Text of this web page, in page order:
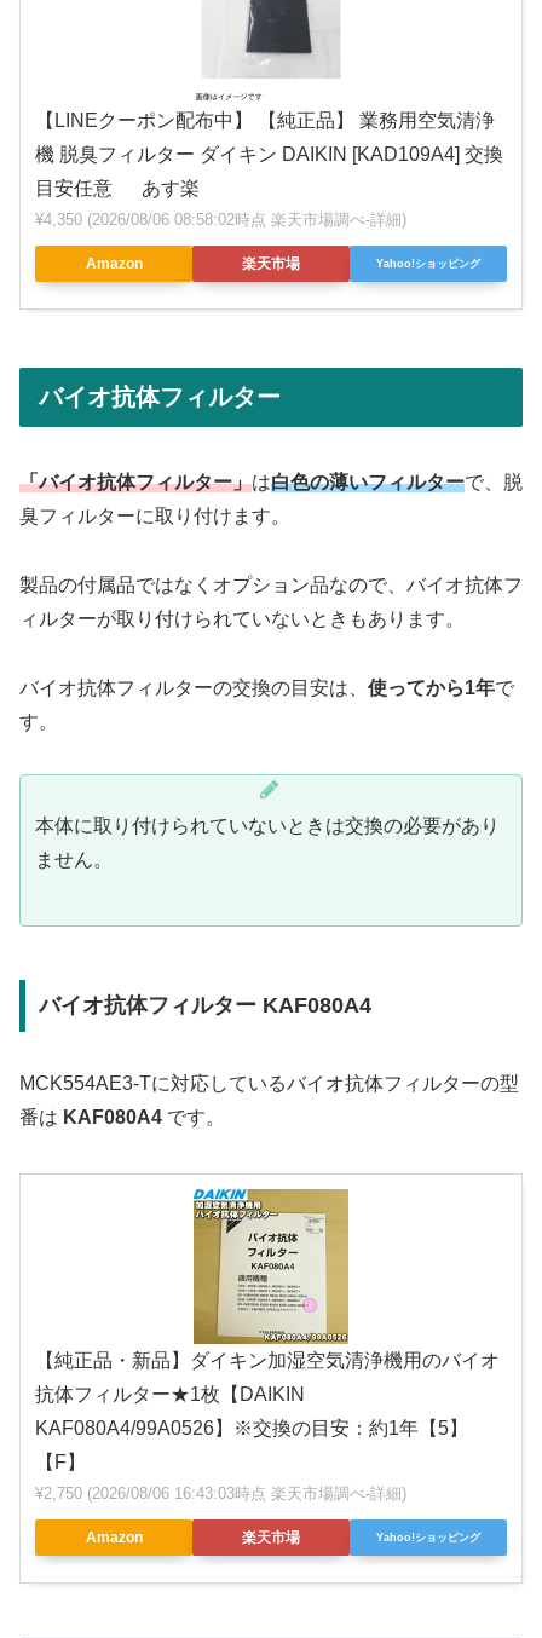
【LINEクーポン配布中】 【純正品】 業務用空気清浄
機 脱臭フィルター ダイキン DAIKIN [KAD109A4] 交換
目安任意 あす楽
¥4,350 (2026/08/06 08:58:02時点 楽天市場調べ-詳細)
Amazon 楽天市場 Yahoo!ショッピング
バイオ抗体フィルター
「バイオ抗体フィルター」は白色の薄いフィルターで、脱
臭フィルターに取り付けます。
製品の付属品ではなくオプション品なので、バイオ抗体フ
ィルターが取り付けられていないときもあります。
バイオ抗体フィルターの交換の目安は、 使ってから1年で
す。
本体に取り付けられていないときは交換の必要があり
ません。
バイオ抗体フィルター KAF080A4
MCK554AE3-Tに対応しているバイオ抗体フィルターの型
番は KAF080A4 です。
【純正品・新品】ダイキン加湿空気清浄機用のバイオ
抗体フィルター★1枚【DAIKIN
KAF080A4/99A0526】※交換の目安：約1年【5】
【F】
¥2,750 (2026/08/06 16:43:03時点 楽天市場調べ-詳細)
Amazon 楽天市場 Yahoo!ショッピング